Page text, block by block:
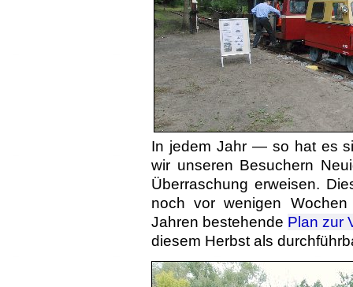
In jedem Jahr — so hat es
wir unseren Besuchern
Überraschung erweisen.
noch vor wenigen
Jahren bestehende Plan zur
diesem Herbst als